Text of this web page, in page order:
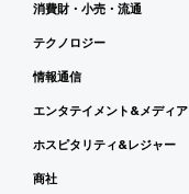
消費財・小売・流通
テクノロジー
情報通信
エンタテイメント&メディア
ホスピタリティ&レジャー
商社